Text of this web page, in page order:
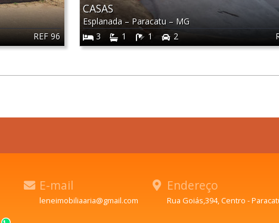
REF 96
CASAS
Esplanada – Paracatu – MG
3
1 1 2
E-mail
leneimobiliaaria@gmail.com
Endereço
Rua Goiás,394, Centro -